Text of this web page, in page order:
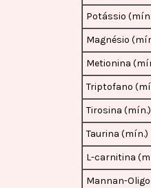
Potássio
Magnésio
Metionina
Triptofano
Tirosina (mín.)
Taurina (mín.)
L-carnitina
Mannan-